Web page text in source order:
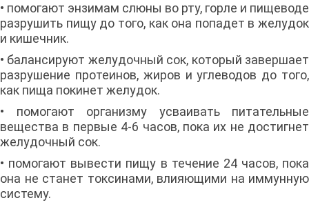
• помогают энзимам слюны во рту, горле и пищеводе
разрушить пищу до того, как она попадет в желудок
и кишечник.
• балансируют желудочный сок, который завершает
разрушение протеинов, жиров и углеводов до того,
как пища покинет желудок.
• помогают организму усваивать питательные
вещества в первые 4-6 часов, пока их не достигнет
желудочный сок.
• помогают вывести пищу в течение 24 часов, пока
она не станет токсинами, влияющими на иммунную
систему.